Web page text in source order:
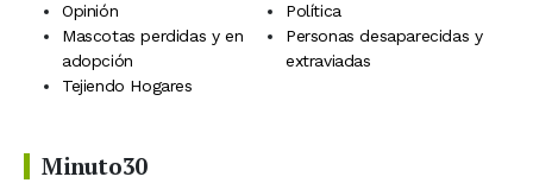
Opinión
Política
Mascotas perdidas y en
adopción
Personas desaparecidas y
extraviadas
Tejiendo Hogares
Minuto30